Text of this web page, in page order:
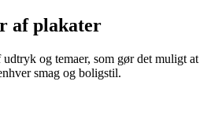
af plakater
og temaer, som gør det muligt at
smag og boligstil.